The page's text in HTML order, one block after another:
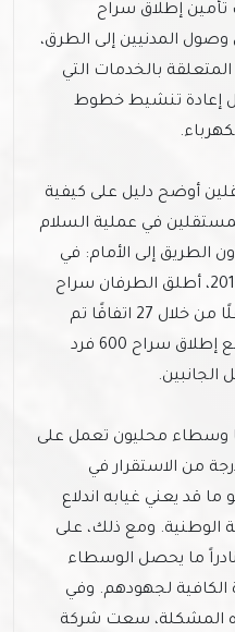
تأمين إطلاق سراح
المدنيين إلى الطرق،
بالخدمات التي
إعادة تنشيط خطوط
أوضح دليل على كيفية
في عملية السلام
الطريق إلى الأمام: في
محافظة تعز وحدها، منذ عام 2016، أطلق الطرفان سراح
ما مجموعه 850 سجينًا ومعتقلًا من خلال 27 اتفاقًا تم
التوصل إليه بوساطة محلية، مع إطلاق سراح 600 فرد
وسطاء محليون تعمل على
من الاستقرار في
قد يعني غيابه اندلاع
الوطنية. ومع ذلك، على
ما يحصل الوسطاء
الكافية لجهودهم. وفي
المشكلة، سعت شركة